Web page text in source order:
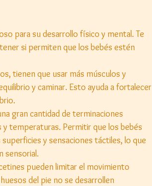
para su desarrollo físico y mental. Te
si permiten que los bebés estén
tienen que usar más músculos y
y caminar. Esto ayuda a fortalecer
gran cantidad de terminaciones
temperaturas. Permitir que los bebés
y sensaciones táctiles, lo que
sensorial.
pueden limitar el movimiento
del pie no se desarrollen